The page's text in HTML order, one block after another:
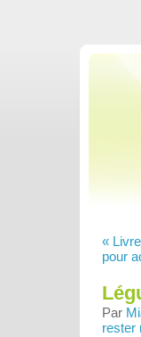
«
pour
Par
rester